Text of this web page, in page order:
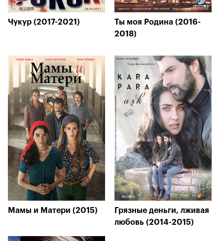
Чукур (2017-2021)
Ты моя Родина (2016-
2018)
Мамы и Матери (2015)
Грязные деньги, лживая
любовь (2014-2015)